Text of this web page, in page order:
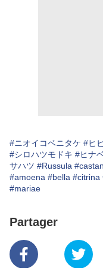
#ニオイコベニタケ #ヒ
#シロハツモドキ #ヒナ
サハツ #Russula
#amoena #bella #citrina
#mariae
Partager